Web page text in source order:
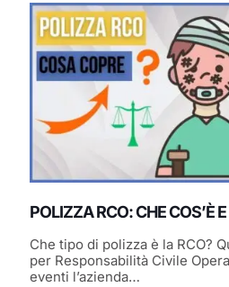
POLIZZA RCO: CHE COS’È
Che tipo di polizza è la RCO?
per Responsabilità Civile
eventi l’azienda…